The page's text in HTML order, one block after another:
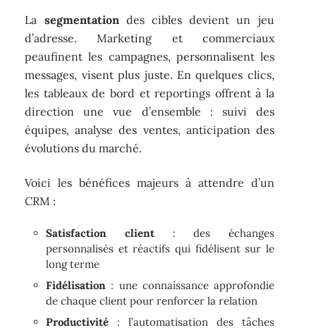
La segmentationdes cibles devient un jeu
d’adresse. Marketing et commerciaux
peaufinent les campagnes, personnalisent les
messages, visent plus juste. En quelques clics,
les tableaux de bord et reportings offrent à la
direction une vue d’ensemble : suivi des
équipes, analyse des ventes, anticipation des
évolutions du marché.
Voici les bénéfices majeurs à attendre d’un
CRM :
Satisfaction client: des échanges
personnalisés et réactifs qui fidélisent sur le
long terme
Fidélisation : une connaissance approfondie
de chaque client pour renforcer la relation
Productivité : l’automatisation des tâches